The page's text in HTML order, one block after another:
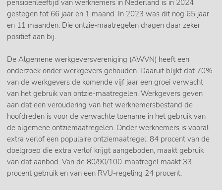
pensioenleeftijd van werknemers in Nederland is in 2024
gestegen tot 66 jaar en 1 maand. In 2023 was dit nog 65 jaar
en 11 maanden. Die ontzie-maatregelen dragen daar zeker
positief aan bij.
De Algemene werkgeversvereniging (AWVN) heeft een
onderzoek onder werkgevers gehouden. Daaruit blijkt dat 70%
van de werkgevers de komende vijf jaar een groei verwacht
van het gebruik van ontzie-maatregelen. Werkgevers geven
aan dat een veroudering van het werknemersbestand de
hoofdreden is voor de verwachte toename in het gebruik van
de algemene ontziemaatregelen. Onder werknemers is vooral
extra verlof een populaire ontziemaatregel: 84 procent van de
doelgroep die extra verlof krijgt aangeboden, maakt gebruik
van dat aanbod. Van de 80/90/100-maatregel maakt 33
procent gebruik en van een RVU-regeling 24 procent.